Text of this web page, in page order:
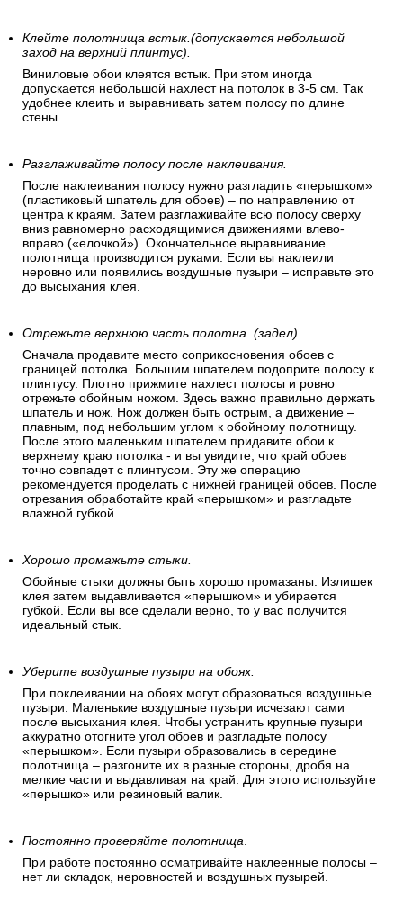
Клейте полотнища встык.(допускается небольшой
заход на верхний плинтус).
Виниловые обои клеятся встык. При этом иногда
допускается небольшой нахлест на потолок в 3-5 см. Так
удобнее клеить и выравнивать затем полосу по длине
стены.
Разглаживайте полосу после наклеивания.
После наклеивания полосу нужно разгладить «перышком»
(пластиковый шпатель для обоев) – по направлению от
центра к краям. Затем разглаживайте всю полосу сверху
вниз равномерно расходящимися движениями влево-
вправо («елочкой»). Окончательное выравнивание
полотнища производится руками. Если вы наклеили
неровно или появились воздушные пузыри – исправьте это
до высыхания клея.
Отрежьте верхнюю часть полотна. (задел).
Сначала продавите место соприкосновения обоев с
границей потолка. Большим шпателем подоприте полосу к
плинтусу. Плотно прижмите нахлест полосы и ровно
отрежьте обойным ножом. Здесь важно правильно держать
шпатель и нож. Нож должен быть острым, а движение –
плавным, под небольшим углом к обойному полотнищу.
После этого маленьким шпателем придавите обои к
верхнему краю потолка - и вы увидите, что край обоев
точно совпадет с плинтусом. Эту же операцию
рекомендуется проделать с нижней границей обоев. После
отрезания обработайте край «перышком» и разгладьте
влажной губкой.
Хорошо промажьте стыки.
Обойные стыки должны быть хорошо промазаны. Излишек
клея затем выдавливается «перышком» и убирается
губкой. Если вы все сделали верно, то у вас получится
идеальный стык.
Уберите воздушные пузыри на обоях.
При поклеивании на обоях могут образоваться воздушные
пузыри. Маленькие воздушные пузыри исчезают сами
после высыхания клея. Чтобы устранить крупные пузыри
аккуратно отогните угол обоев и разгладьте полосу
«перышком». Если пузыри образовались в середине
полотнища – разгоните их в разные стороны, дробя на
мелкие части и выдавливая на край. Для этого используйте
«перышко» или резиновый валик.
Постоянно проверяйте полотнища.
При работе постоянно осматривайте наклеенные полосы –
нет ли складок, неровностей и воздушных пузырей.